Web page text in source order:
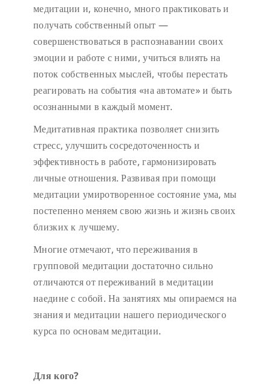
медитации и, конечно, много практиковать и
получать собственный опыт —
совершенствоваться в распознавании своих
эмоции и работе с ними, учиться влиять на
поток собственных мыслей, чтобы перестать
реагировать на события «на автомате» и быть
осознанными в каждый момент.
Медитативная практика позволяет снизить
стресс, улучшить сосредоточенность и
эффективность в работе, гармонизировать
личные отношения. Развивая при помощи
медитации умиротворенное состояние ума, мы
постепенно меняем свою жизнь и жизнь своих
близких к лучшему.
Многие отмечают, что переживания в
групповой медитации достаточно сильно
отличаются от переживаний в медитации
наедине с собой. На занятиях мы опираемся на
знания и медитации нашего периодического
курса по основам медитации.
Для кого?